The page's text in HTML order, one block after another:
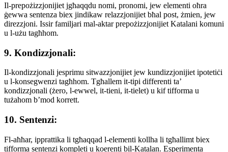
Il-prepożizzjonijiet jgħaqqdu nomi, pronomi, jew elementi oħra
ġewwa sentenza biex jindikaw relazzjonijiet bħal post, żmien, jew
direzzjoni. Issir familjari mal-aktar prepożizzjonijiet Katalani komuni
u l-użu tagħhom.
9. Kondizzjonali:
Il-kondizzjonali jesprimu sitwazzjonijiet jew kundizzjonijiet ipotetiċi
u l-konsegwenzi tagħhom. Tgħallem it-tipi differenti ta’
kondizzjonali (żero, l-ewwel, it-tieni, it-tielet) u kif tifforma u
tużahom b’mod korrett.
10. Sentenzi:
Fl-aħħar, ipprattika li tgħaqqad l-elementi kollha li tgħallimt biex
tifforma sentenzi kompleti u koerenti bil-Katalan. Esperimenta